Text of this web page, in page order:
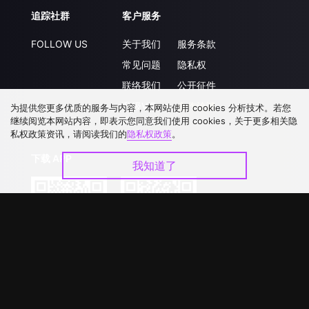
追踪社群
FOLLOW US
客户服务
关于我们
常见问题
联络我们
升级VIP
服务条款
隐私权
公开征件
合作洽談
为提供您更多优质的服务与内容，本网站使用 cookies 分析技术。若您
继续阅览本网站内容，即表示您同意我们使用 cookies，关于更多相关隐
私权政策资讯，请阅读我们的隐私权政策。
我知道了